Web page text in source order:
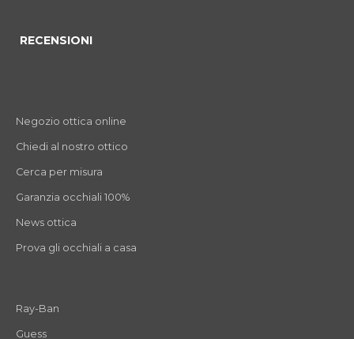
RECENSIONI
Negozio ottica online
Chiedi al nostro ottico
Cerca per misura
Garanzia occhiali 100%
News ottica
Prova gli occhiali a casa
Ray-Ban
Guess